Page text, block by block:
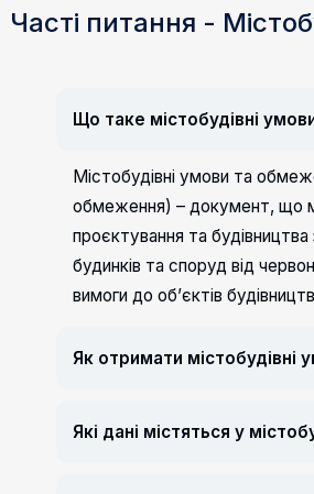
Часті питання -
Що таке містобудівні
Містобудівні умови та
обмеження) – документ, що
проєктування та
будинків та споруд від
вимоги до об’єктів
Як отримати містобудівні
Які дані містяться у